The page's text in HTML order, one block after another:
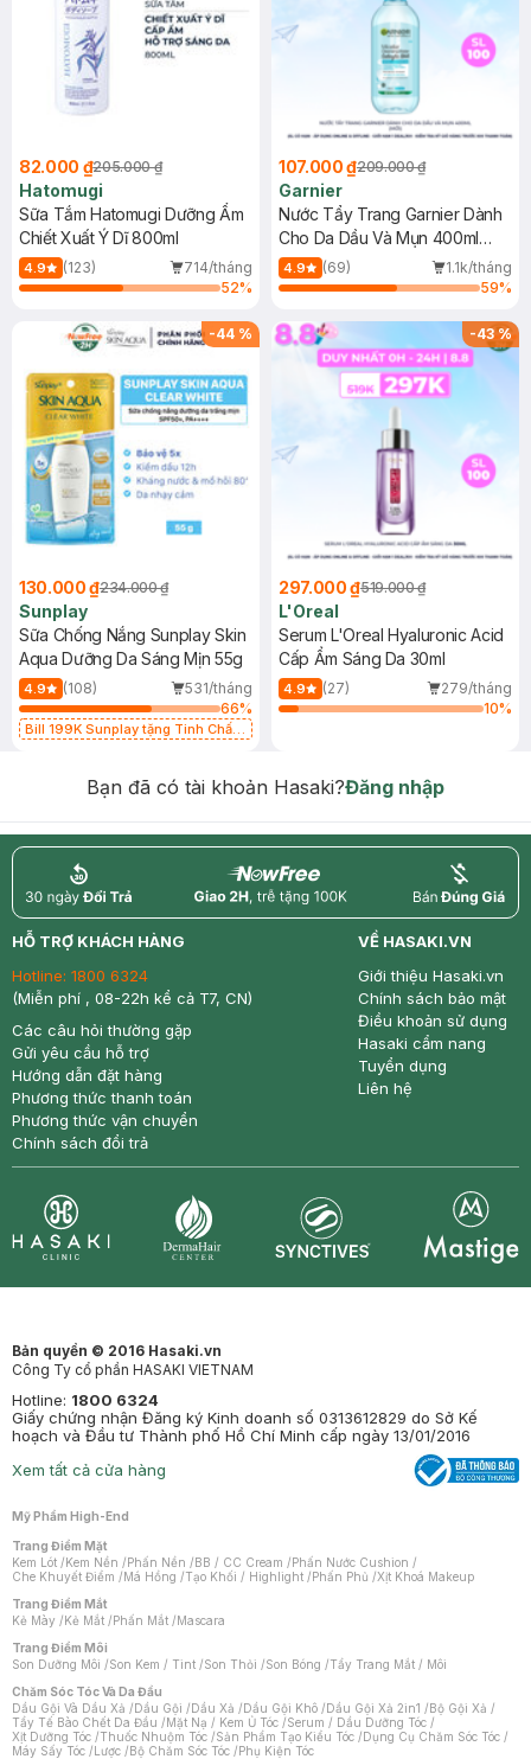
82.000 ₫205.000 ₫
Hatomugi
Sữa Tắm Hatomugi Dưỡng Ẩm
Chiết Xuất Ý Dĩ 800ml
4.9 (123)
714/tháng
52%
107.000 ₫209.000 ₫
Garnier
Nước Tẩy Trang Garnier Dành
Cho Da Dầu Và Mụn 400ml
(Mới)
4.9 (69)
1.1k/tháng
59%
-44 %
130.000 ₫234.000 ₫
Sunplay
Sữa Chống Nắng Sunplay Skin
Aqua Dưỡng Da Sáng Mịn 55g
4.9 (108)
531/tháng
66%
Bill 199K Sunplay tặng Tinh Chất
-43%
297.000 ₫519.000 ₫
L'Oreal
Serum L'Oreal Hyaluronic Acid
Cấp Ẩm Sáng Da 30ml
4.9 (27)
279/tháng
10%
Bạn đã có tài khoản Hasaki?Đăng nhập
return nowfree price
HỖ TRỢ KHÁCH HÀNG
Hotline: 1800 6324
(Miễn phí , 08-22h kể cả T7, CN)
Các câu hỏi thường gặp
Gửi yêu cầu hỗ trợ
Hướng dẫn đặt hàng
Phương thức thanh toán
Phương thức vận chuyển
Chính sách đổi trả
VỀ HASAKI.VN
Giới thiệu Hasaki.vn
Chính sách bảo mật
Điều khoản sử dụng
Hasaki cẩm nang
Tuyển dụng
Liên hệ
Bản quyền © 2016 Hasaki.vn
Công Ty cổ phần HASAKI VIETNAM
Hotline: 1800 6324
Giấy chứng nhận Đăng ký Kinh doanh số 0313612829 do Sở Kế
hoạch và Đầu tư Thành phố Hồ Chí Minh cấp ngày 13/01/2016
Xem tất cả cửa hàng
Mỹ Phẩm High-End
Trang Điểm Mặt
Kem Lót /Kem Nền /Phấn Nền /BB / CC Cream /Phấn Nước Cushion /
Che Khuyết Điểm /Má Hồng /Tạo Khối / Highlight /Phấn Phủ /Xịt Khoá Makeup
Trang Điểm Mắt
Kẻ Mày /Kẻ Mắt /Phấn Mắt /Mascara
Trang Điểm Môi
Son Dưỡng Môi /Son Kem / Tint /Son Thỏi /Son Bóng /Tẩy Trang Mắt / Môi
Chăm Sóc Tóc Và Da Đầu
Dầu Gội Và Dầu Xả /Dầu Gội /Dầu Xả /Dầu Gội Khô /Dầu Gội Xả 2in1 /Bộ Gội Xả /
Tẩy Tế Bào Chết Da Đầu /Mặt Nạ / Kem Ủ Tóc /Serum / Dầu Dưỡng Tóc /
Xịt Dưỡng Tóc /Thuốc Nhuộm Tóc /Sản Phẩm Tạo Kiểu Tóc /Dụng Cụ Chăm Sóc Tóc /
Máy Sấy Tóc /Lược /Bộ Chăm Sóc Tóc /Phụ Kiện Tóc